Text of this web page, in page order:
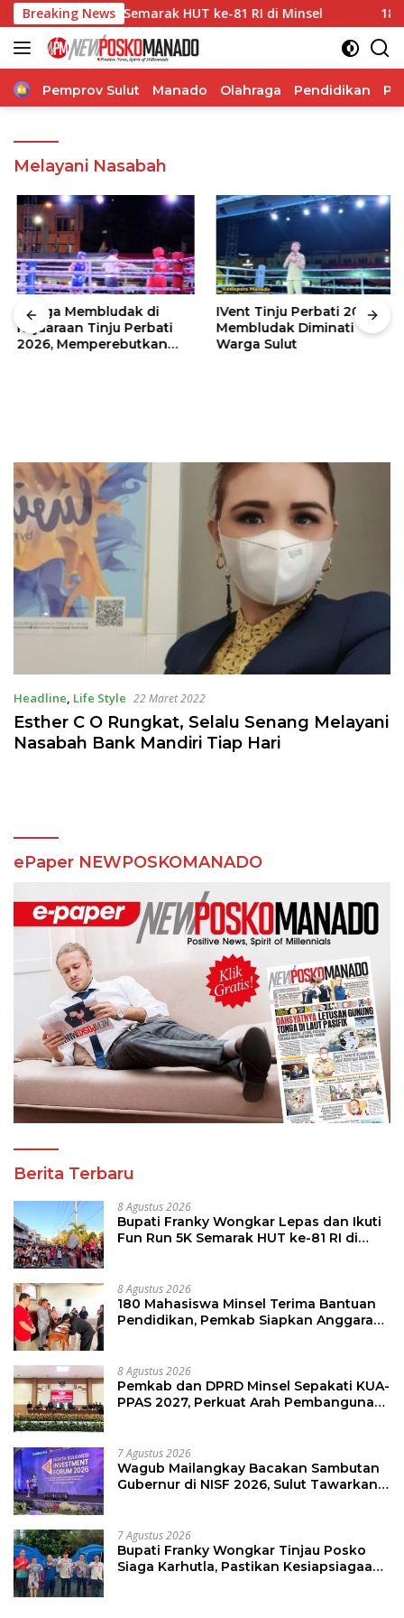
Langsung
ke
konten
Breaking News
Run 5K Semarak HUT ke-81 RI di Minsel 180
Home
Pemprov Sulut Manado Olahraga Pendidikan
Melayani Nasabah
Warga Membludak di
Kejuaraan Tinju Perbati
2026, Memperebutkan
IVent Tinju Perbati 2026
Membludak Diminati
Warga Sulut
Headline, Life Style 22 Maret 2022
Esther C O Rungkat, Selalu Senang Melayani
Nasabah Bank Mandiri Tiap Hari
ePaper NEWPOSKOMANADO
Berita Terbaru
8 Agustus 2026
Bupati Franky Wongkar Lepas dan Ikuti
Fun Run 5K Semarak HUT ke-81 RI di
8 Agustus 2026
180 Mahasiswa Minsel Terima Bantuan
Pendidikan, Pemkab Siapkan Anggaran
8 Agustus 2026
Pemkab dan DPRD Minsel Sepakati KUA-
PPAS 2027, Perkuat Arah Pembangunan
7 Agustus 2026
Wagub Mailangkay Bacakan Sambutan
Gubernur di NISF 2026, Sulut Tawarkan
7 Agustus 2026
Bupati Franky Wongkar Tinjau Posko
Siaga Karhutla, Pastikan Kesiapsiagaan